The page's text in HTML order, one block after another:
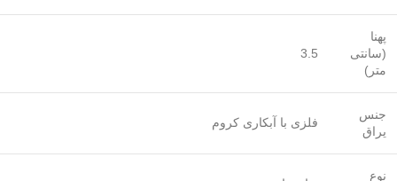
پهنا
(سانتی
متر)
3.5
جنس
یراق
فلزی با آبکاری کروم
نوع